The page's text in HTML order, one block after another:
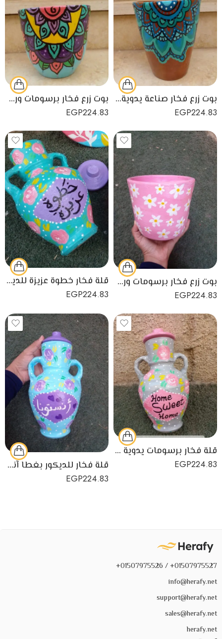
بوت زرع فخار صناعة يدوية بألوان جذابة
EGP224.83
بوت زرع فخار برسومات ورق الشجر الملونة
EGP224.83
بوت زرع فخار برسومات ورد صغيرة
EGP224.83
قلة فخار خطوة عزيزة للديكور
EGP224.83
قلة فخار برسومات يدوية للديكور
EGP224.83 قلة فخار للديكور بغطا آنستونا
EGP224.83
01507975527+ / 01507975526+
info@herafy.net
support@herafy.net
sales@herafy.net
herafy.net